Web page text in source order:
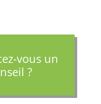
vous un
?